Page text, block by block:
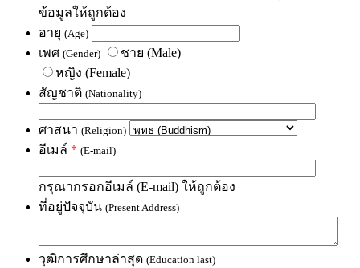
ข้อมูลให้ถูกต้อง
อายุ (Age)
เพศ (Gender)
ชาย (Male)
หญิง (Female)
สัญชาติ (Nationality)
ศาสนา (Religion)
อีเมล์ * (E-mail)
กรุณากรอกอีเมล์ (E-mail) ให้ถูกต้อง
ที่อยู่ปัจจุบัน (Present Address)
วุฒิการศึกษาล่าสุด (Education last)